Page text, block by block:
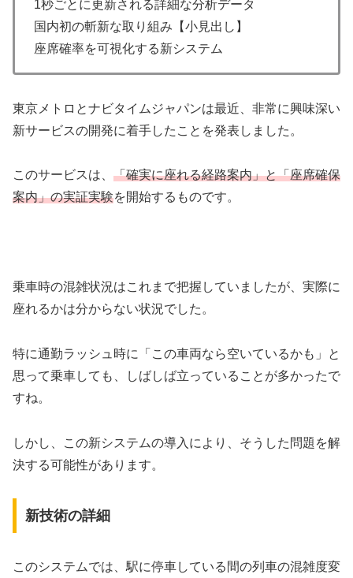
1秒ごとに更新される詳細な分析データ
国内初の斬新な取り組み【小見出し】
座席確率を可視化する新システム
東京メトロとナビタイムジャパンは最近、非常に興味深い
新サービスの開発に着手したことを発表しました。
このサービスは、 「確実に座れる経路案内」と「座席確保
案内」の実証実験を開始するものです。
乗車時の混雑状況はこれまで把握していましたが、実際に
座れるかは分からない状況でした。
特に通勤ラッシュ時に「この車両なら空いているかも」と
思って乗車しても、しばしば立っていることが多かったで
すね。
しかし、この新システムの導入により、そうした問題を解
決する可能性があります。
新技術の詳細
このシステムでは、駅に停車している間の列車の混雑度変